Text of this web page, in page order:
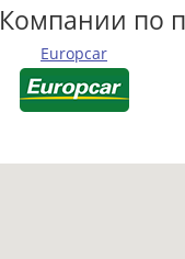
Компании по
Europcar